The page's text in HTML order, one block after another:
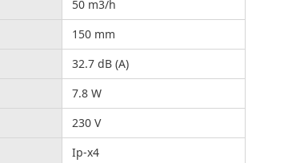
50 m3/h
150 mm
32.7 dB (A)
7.8 W
230 V
Ip-x4